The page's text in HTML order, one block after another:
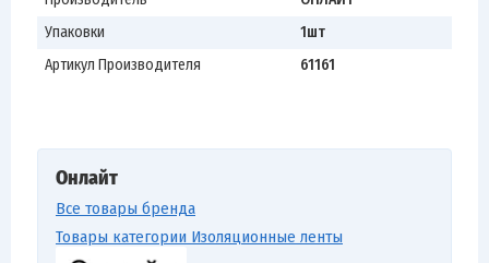
Упаковки
1шт
Артикул Производителя
61161
Онлайт
Все товары бренда
Товары категории Изоляционные ленты